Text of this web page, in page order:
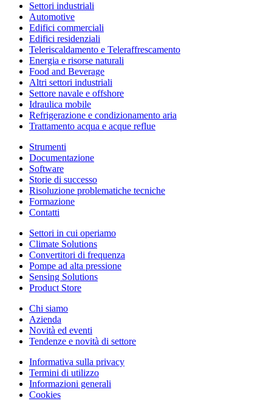
Settori industriali
Automotive
Edifici commerciali
Edifici residenziali
Teleriscaldamento e Teleraffrescamento
Energia e risorse naturali
Food and Beverage
Altri settori industriali
Settore navale e offshore
Idraulica mobile
Refrigerazione e condizionamento aria
Trattamento acqua e acque reflue
Strumenti
Documentazione
Software
Storie di successo
Risoluzione problematiche tecniche
Formazione
Contatti
Settori in cui operiamo
Climate Solutions
Convertitori di frequenza
Pompe ad alta pressione
Sensing Solutions
Product Store
Chi siamo
Azienda
Novità ed eventi
Tendenze e novità di settore
Informativa sulla privacy
Termini di utilizzo
Informazioni generali
Cookies